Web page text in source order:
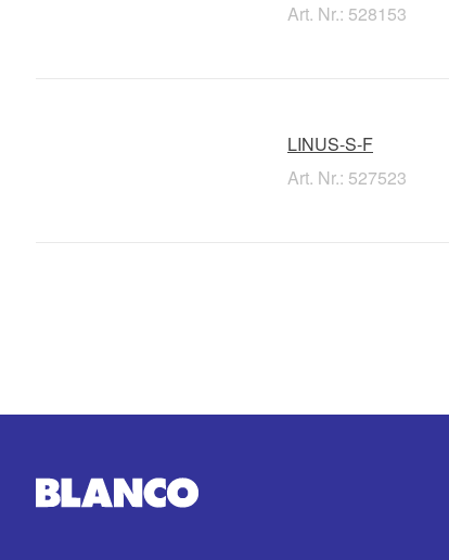
Art. Nr.: 528153
LINUS-S-F
Art. Nr.: 527523